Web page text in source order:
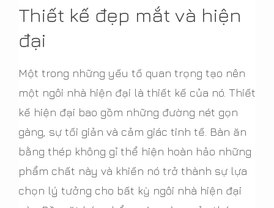
Thiết kế đẹp mắt và hiện
đại
Một trong những yếu tố quan trọng tạo nên
một ngôi nhà hiện đại là thiết kế của nó. Thiết
kế hiện đại bao gồm những đường nét gọn
gàng, sự tối giản và cảm giác tinh tế. Bàn ăn
bằng thép không gỉ thể hiện hoàn hảo những
phẩm chất này và khiến nó trở thành sự lựa
chọn lý tưởng cho bất kỳ ngôi nhà hiện đại